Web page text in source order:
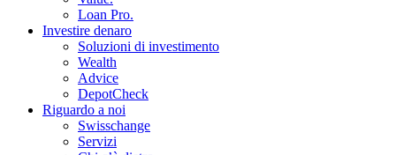
Loan Pro.
Investire denaro
Soluzioni di investimento
Wealth
Advice
DepotCheck
Riguardo a noi
Swisschange
Servizi